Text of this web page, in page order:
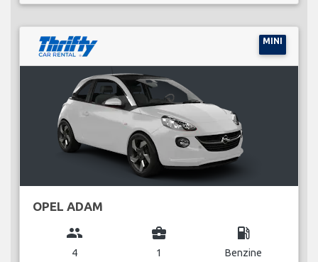
MINI
OPEL ADAM
group
4
business_center
1
local_gas_station
Benzine